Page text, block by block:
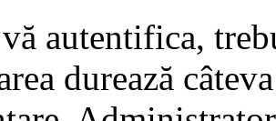
autentifica,
durează